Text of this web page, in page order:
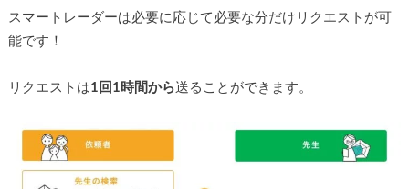
スマートレーダーは必要に応じて必要な分だけリクエストが可
能です！
リクエストは1回1時間から送ることができます。